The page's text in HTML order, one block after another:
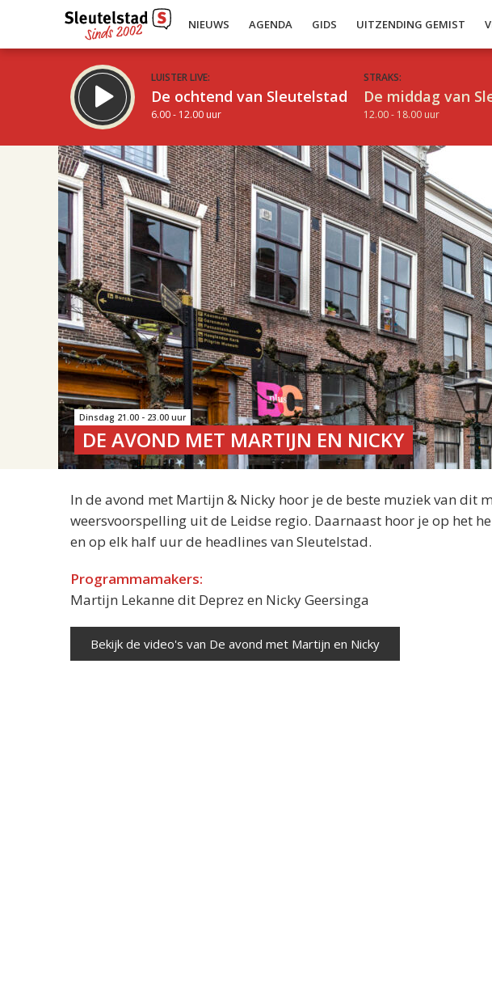
NIEUWS AGENDA GIDS UITZENDING GEMIST
LUISTER LIVE:
De ochtend van Sleutelstad
6.00 - 12.00 uur
STRAKS:
De middag van
12.00 - 18.00 uur
21.00
Inklappen
Dinsdag 21.00 - 23.00 uur
DE AVOND MET MARTIJN EN NICKY
In de avond met Martijn & Nicky hoor je de beste muziek van dit
weersvoorspelling uit de Leidse regio. Daarnaast hoor je op het
en op elk half uur de headlines van Sleutelstad.
Programmamakers:
Martijn Lekanne dit Deprez en Nicky Geersinga
Bekijk de video's van De avond met Martijn en Nicky